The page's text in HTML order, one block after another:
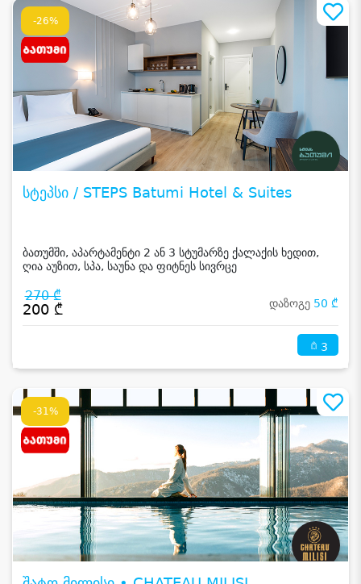
-26%
სტეპსი / STEPS Batumi Hotel & Suites
ბათუმში, აპარტამენტი 2 ან 3 სტუმარზე ქალაქის ხედით,
ღია აუზით, სპა, საუნა და ფიტნეს სივრცე
270 ₾
200 ₾ დაზოგე 50 ₾
3
-31%